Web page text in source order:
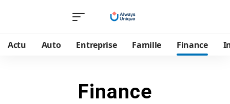
Actu Auto Entreprise Famille Finance
Finance